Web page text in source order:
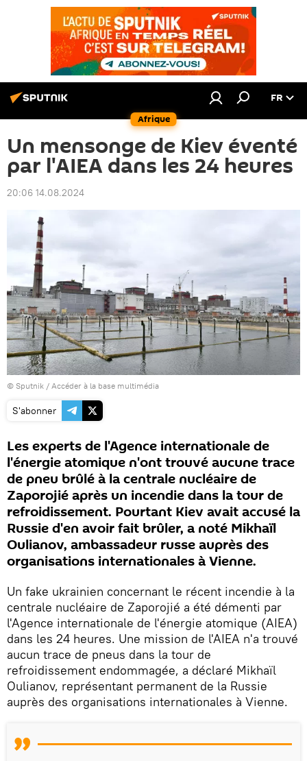
Afrique
FR
Un mensonge de Kiev éventé
par l'AIEA dans les 24 heures
20:06 14.08.2024
© Sputnik / Accéder à la base multimédia
S'abonner
Les experts de l'Agence internationale de
l'énergie atomique n'ont trouvé aucune trace
de pneu brûlé à la centrale nucléaire de
Zaporojié après un incendie dans la tour de
refroidissement. Pourtant Kiev avait accusé la
Russie d'en avoir fait brûler, a noté Mikhaïl
Oulianov, ambassadeur russe auprès des
organisations internationales à Vienne.
Un fake ukrainien concernant le récent incendie à la
centrale nucléaire de Zaporojié a été démenti par
l'Agence internationale de l'énergie atomique (AIEA)
dans les 24 heures. Une mission de l'AIEA n'a trouvé
aucun trace de pneus dans la tour de
refroidissement endommagée, a déclaré Mikhaïl
Oulianov, représentant permanent de la Russie
auprès des organisations internationales à Vienne.